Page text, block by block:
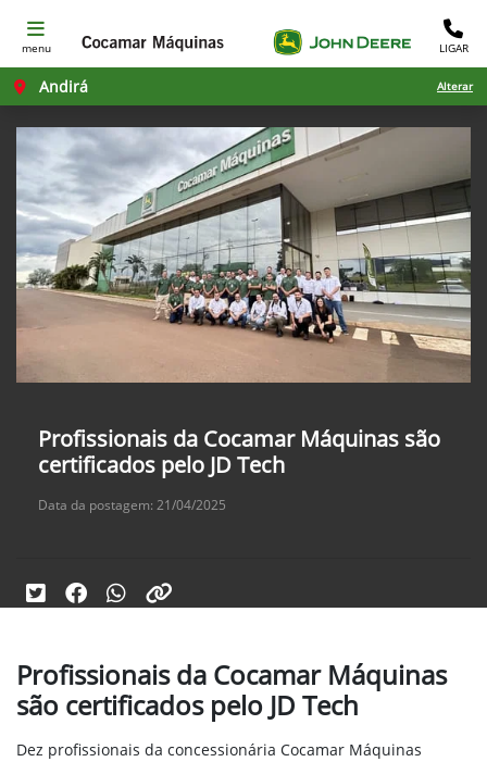
menu LIGAR
Andirá Alterar
Profissionais da Cocamar Máquinas são
certificados pelo JD Tech
Data da postagem: 21/04/2025
Profissionais da Cocamar Máquinas
são certificados pelo JD Tech
Dez profissionais da concessionária Cocamar Máquinas